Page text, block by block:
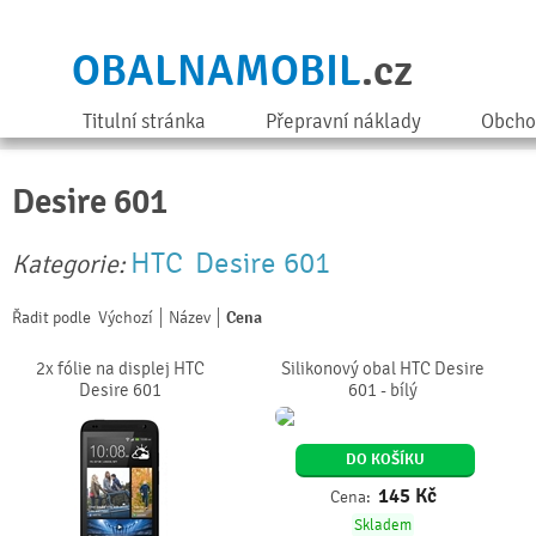
OBALNAMOBIL.cz
Titulní stránka Přepravní náklady
Desire 601
Kategorie: HTC Desire 601
Řadit podle Výchozí Název Cena
2x fólie na displej HTC
Desire 601
Silikonový obal HTC Desire
601 - bílý
DO KOŠÍKU
Cena: 145 Kč
Skladem